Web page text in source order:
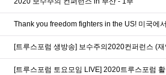
Thank you freedom fighters in the US! 미국에
[트루스포럼 생방송] 보수주의2020컨퍼런스 (
[트루스포럼 토요모임 LIVE] 2020트루스포럼